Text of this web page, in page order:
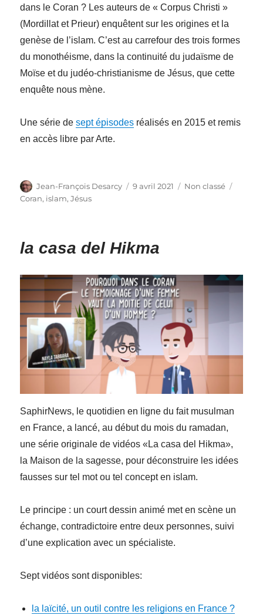
dans le Coran ? Les auteurs de « Corpus Christi »
(Mordillat et Prieur) enquêtent sur les origines et la
genèse de l’islam. C’est au carrefour des trois formes
du monothéisme, dans la continuité du judaïsme de
Moïse et du judéo-christianisme de Jésus, que cette
enquête nous mène.
Une série desept épisodes réalisés en 2015 et remis
en accès libre par Arte.
Auteur
Jean-François Desarcy
Publié
9 avril 2021 Catégories
Non classé
Coran, islam,Jésus
la casa del Hikma
SaphirNews, le quotidien en ligne du fait musulman
en France, a lancé, au début du mois du ramadan,
une série originale de vidéos «La casa del Hikma»,
la Maison de la sagesse, pour déconstruire les idées
fausses sur tel mot ou tel concept en islam.
Le principe : un court dessin animé met en scène un
échange, contradictoire entre deux personnes, suivi
d’une explication avec un spécialiste.
Sept vidéos sont disponibles:
la laïcité, un outil contre les religions en France ?